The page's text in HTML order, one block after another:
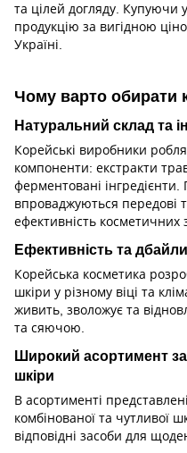
та цілей догляду. Купуючи
продукцію за вигідною
Україні.
Чому варто обирати
Натуральний склад та
Корейські виробники
компоненти: екстракти
ферментовані
впроваджуються передові
ефективність косметичних
Ефективність та
Корейська косметика
шкіри у різному віці та
живить, зволожує та
та сяючою.
Широкий асортимент
шкіри
В асортименті
комбінованої та чутливої
відповідні засоби для